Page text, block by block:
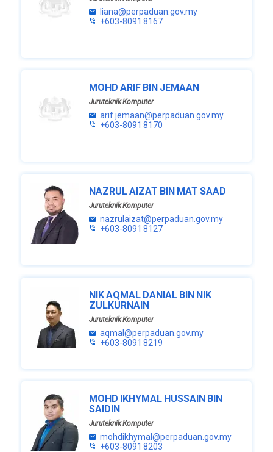
liana@perpaduan.gov.my
+603-8091 8167
MOHD ARIF BIN JEMAAN
Juruteknik Komputer
arif.jemaan@perpaduan.gov.my
+603-8091 8170
NAZRUL AIZAT BIN MAT SAAD
Juruteknik Komputer
nazrulaizat@perpaduan.gov.my
+603-8091 8127
NIK AQMAL DANIAL BIN NIK
ZULKURNAIN
Juruteknik Komputer
aqmal@perpaduan.gov.my
+603-8091 8219
MOHD IKHYMAL HUSSAIN BIN
SAIDIN
Juruteknik Komputer
mohdikhymal@perpaduan.gov.my
+603-8091 8203